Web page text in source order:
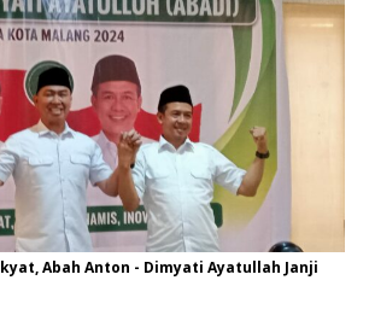
Abah Anton - Dimyati Ayatullah Janji